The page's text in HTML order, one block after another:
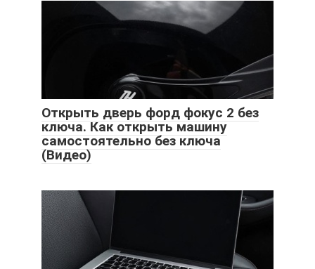
Открыть дверь форд фокус 2 без
ключа. Как открыть машину
самостоятельно без ключа
(Видео)